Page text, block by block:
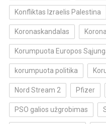
Konfliktas Izraelis Palestina
Koronaskandalas
Korumpuota Europos
korumpuota politika
Nord Stream 2 Pfizer
PSO galios užgrobimas